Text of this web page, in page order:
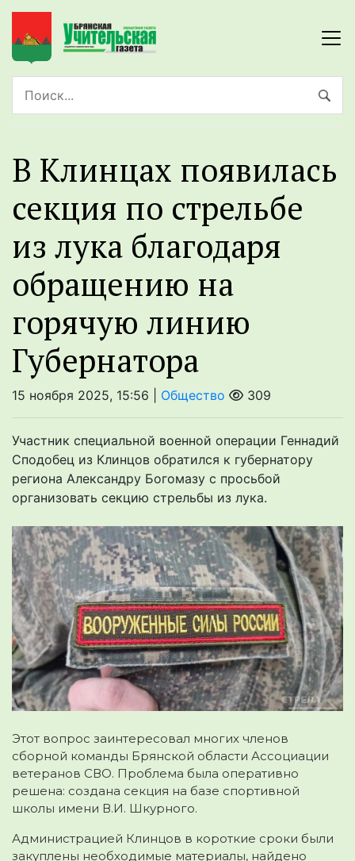
В Клинцах появилась
секция по стрельбе
из лука благодаря
обращению на
горячую линию
Губернатора
15 ноября 2025, 15:56 | Общество 309
Участник специальной военной операции Геннадий
Сподобец из Клинцов обратился к губернатору
региона Александру Богомазу с просьбой
организовать секцию стрельбы из лука.
Этот вопрос заинтересовал многих членов
сборной команды Брянской области Ассоциации
ветеранов СВО. Проблема была оперативно
решена: создана секция на базе спортивной
школы имени В.И. Шкурного.
Администрацией Клинцов в короткие сроки были
закуплены необходимые материалы, найдено